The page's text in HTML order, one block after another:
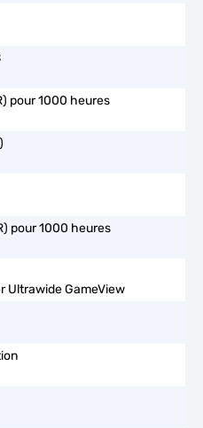
Ultrawide GameView